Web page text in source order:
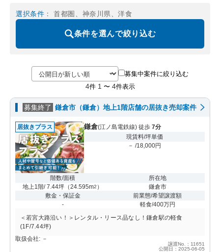
選択条件 ： 首都圏、神奈川県、洋食
条件を選んで絞り込む
募集中案件に絞り込む
4件 1 〜 4件表示
募集終了 鎌倉市（鎌倉）地上1階店舗の居抜き売却案件
居抜きプラス 鎌倉(江ノ島電鉄線) 徒歩 7分
現賃料/坪単価
－ /18,000円
階数/面積
地上1階/ 7.44坪 （24.595m2 ）
所在地
鎌倉市
敷金・保証金
-
前業態/希望譲渡額
軽食/400万円
＜若宮大路沿い！＞レンタル・リース品なし！鎌倉駅の軽食
(1F/7.44坪)
取扱会社: －
譲渡No.：11651
公開日：2025-06-05